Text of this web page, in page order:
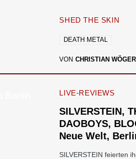
SHED THE SKIN
DEATH METAL
VON CHRISTIAN
LIVE-REVIEWS
SILVERSTEIN,
DAOBOYS,
Neue Welt,
SILVERSTEIN feierten